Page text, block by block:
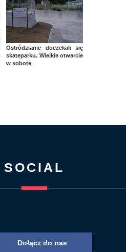
Ostródzianie doczekali się
skateparku. Wielkie otwarcie
w sobotę
SOCIAL
Dołącz do nas